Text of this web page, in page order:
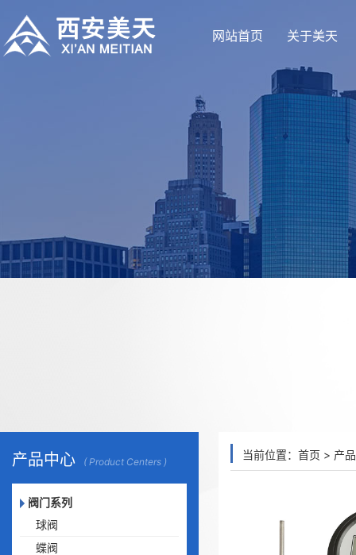
网站首页 关于美天
产品中心 ( Product Centers )
阀门系列
球阀
蝶阀
当前位置： 首页 > 产